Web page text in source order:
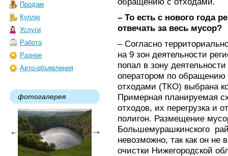
Продам
Куплю
Услуги
Работа
Разное
Авто-объявления
фотогалерея
– То есть с нового года
отвечать за весь мусор?
– Согласно
на 9 зон деятельности
попал в зону
оператором по
отходами (ТКО) выбрана
Примерная планируемая
отходов, их перегрузка и
полигон. Размещение
Большемурашкинского
невозможно, так как он не
очистки Нижегородской